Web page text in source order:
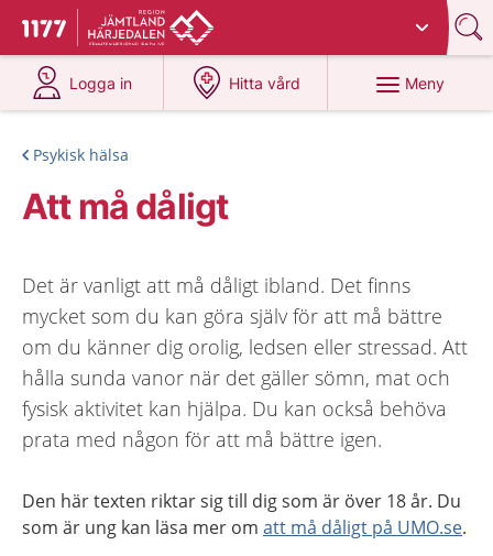
Till startsidan för 1177
Du har valt region
Logga in
på 1177.se
Hitta vård
på 1177.se
Meny
Psykisk hälsa
Att må dåligt
Det är vanligt att må dåligt ibland. Det finns
mycket som du kan göra själv för att må bättre
om du känner dig orolig, ledsen eller stressad. Att
hålla sunda vanor när det gäller sömn, mat och
fysisk aktivitet kan hjälpa. Du kan också behöva
prata med någon för att må bättre igen.
Den här texten riktar sig till dig som är över 18 år. Du
som är ung kan läsa mer om att må dåligt på UMO.se.